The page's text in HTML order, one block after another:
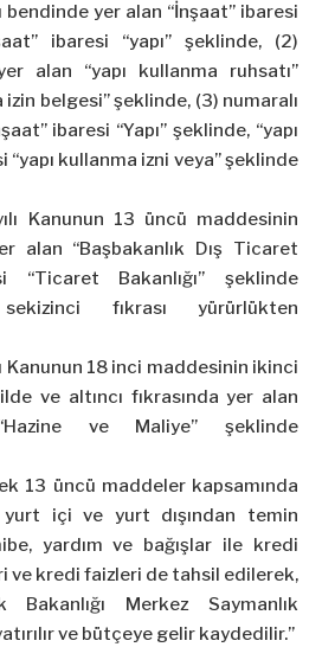
bendinde yer alan “İnşaat” ibaresi
ibaresi “yapı” şeklinde, (2)
alan “yapı kullanma ruhsatı”
izin belgesi” şeklinde, (3) numaralı
ibaresi “Yapı” şeklinde, “yapı
“yapı kullanma izni veya” şeklinde
Kanunun 13 üncü maddesinin
alan “Başbakanlık Dış Ticaret
“Ticaret Bakanlığı” şeklinde
fıkrası yürürlükten
Kanunun 18 inci maddesinin ikinci
ve altıncı fıkrasında yer alan
ve Maliye” şeklinde
13 üncü maddeler kapsamında
içi ve yurt dışından temin
yardım ve bağışlar ile kredi
ve kredi faizleri de tahsil edilerek,
Merkez Saymanlık
ve bütçeye gelir kaydedilir.”